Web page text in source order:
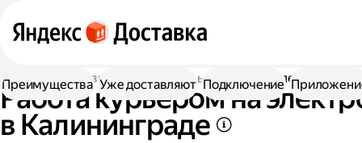
Работа в Доставке Работа курьером На
Работа курьером на
в Калининграде
Преимущества Уже доставляют Подключение